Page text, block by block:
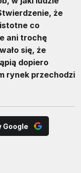
że
co
ani trochę
się, że
dopiero
rynek przechodzi
Google